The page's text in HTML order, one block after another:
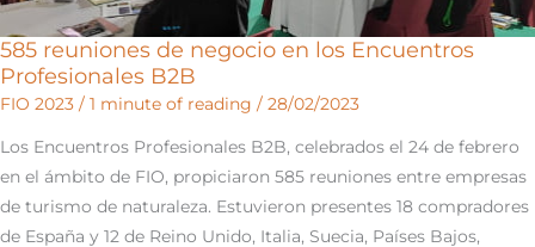
585 reuniones de negocio en los Encuentros
Profesionales B2B
FIO 2023 / 1 minute of reading / 28/02/2023
Los Encuentros Profesionales B2B, celebrados el 24 de febrero
en el ámbito de FIO, propiciaron 585 reuniones entre empresas
de turismo de naturaleza. Estuvieron presentes 18 compradores
de España y 12 de Reino Unido, Italia, Suecia, Países Bajos,